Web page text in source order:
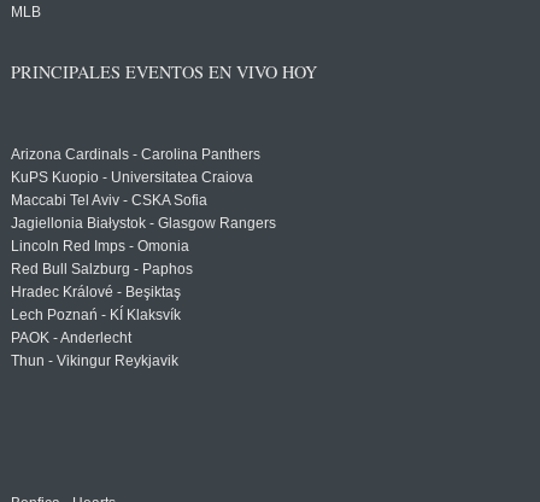
MLB
PRINCIPALES EVENTOS EN VIVO HOY
Arizona Cardinals - Carolina Panthers
KuPS Kuopio - Universitatea Craiova
Maccabi Tel Aviv - CSKA Sofia
Jagiellonia Białystok - Glasgow Rangers
Lincoln Red Imps - Omonia
Red Bull Salzburg - Paphos
Hradec Králové - Beşiktaş
Lech Poznań - KÍ Klaksvík
PAOK - Anderlecht
Thun - Vikingur Reykjavik